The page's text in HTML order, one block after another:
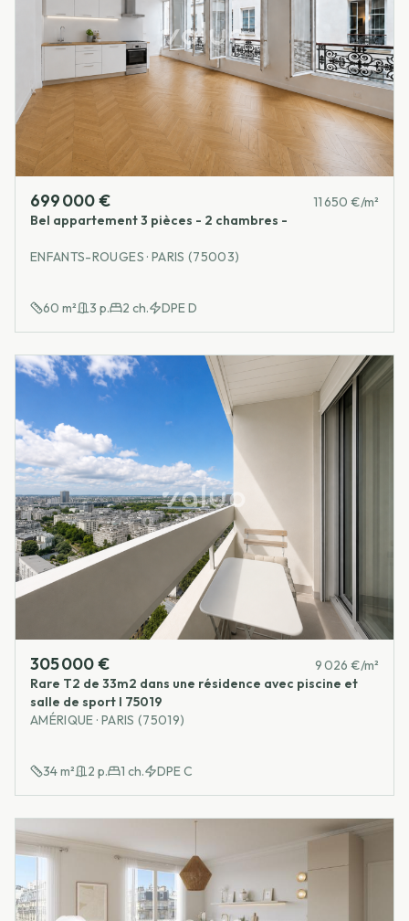
699 000 €
11 650 €/m²
Bel appartement 3 pièces - 2 chambres -
ENFANTS-ROUGES · PARIS (75003)
60 m² 3 p. 2 ch. DPED
305 000 €
9 026 €/m²
Rare T2 de 33m2 dans une résidence avec piscine et
salle de sport I 75019
AMÉRIQUE · PARIS (75019)
34m² 2 p. 1 ch. DPEC